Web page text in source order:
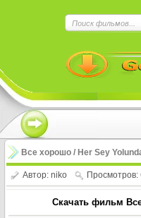
Все хорошо / Her Sey
Автор: niko Просмотров:
Скачать фильм
Нажмите на
!!!Если Вы с
троеточие в